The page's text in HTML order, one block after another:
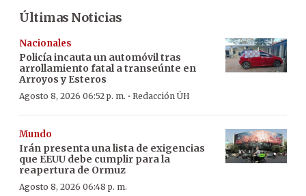
Últimas Noticias
Nacionales
Policía incauta un automóvil tras
arrollamiento fatal a transeúnte en
Arroyos y Esteros
Agosto 8, 2026 06:52 p. m. · Redacción ÚH
Mundo
Irán presenta una lista de exigencias
que EEUU debe cumplir para la
reapertura de Ormuz
Agosto 8, 2026 06:48 p. m.